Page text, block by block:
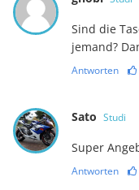
Sind die
jemand?
Antworten
Sato Studi
Super
Antworten